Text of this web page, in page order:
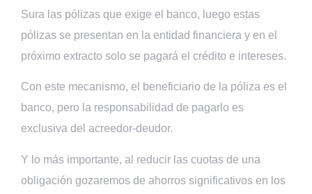
Sura las pólizas que exige el banco, luego estas
pólizas se presentan en la entidad financiera y en el
próximo extracto solo se pagará el crédito e intereses.
Con este mecanismo, el beneficiario de la póliza es el
banco, pero la responsabilidad de pagarlo es
exclusiva del acreedor-deudor.
Y lo más importante, al reducir las cuotas de una
obligación gozaremos de ahorros significativos en los